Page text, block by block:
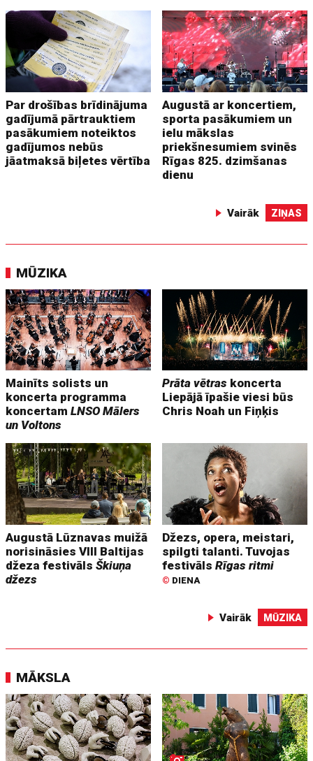
Par drošības brīdinājuma
gadījumā pārtrauktiem
pasākumiem noteiktos
gadījumos nebūs
jāatmaksā biļetes vērtība
Augustā ar koncertiem,
sporta pasākumiem un
ielu mākslas
priekšnesumiem svinēs
Rīgas 825. dzimšanas
dienu
Vairāk ZIŅAS
MŪZIKA
Mainīts solists un
koncerta programma
koncertamLNSO Mālers
un Voltons
Prāta vētras koncerta
Liepājā īpašie viesi būs
Chris Noah un Fiņķis
Augustā Lūznavas muižā
norisināsies VIII Baltijas
džeza festivālsŠkiuņa
džezs
Džezs, opera, meistari,
spilgti talanti. Tuvojas
festivālsRīgas ritmi
© DIENA
Vairāk MŪZIKA
MĀKSLA